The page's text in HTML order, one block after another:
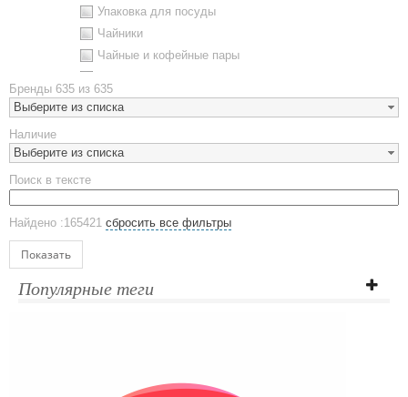
Упаковка для посуды
Чайники
Чайные и кофейные пары
Наборы посуды
Предметы сервировки
Стаканы
Эко кружки
ЕВРОПОСУДА
Аксессуары
Ежедневники и блокноты
Датированные ежедневники
Планинги недатированные
Бренды 635 из 635
Выберите из списка
Наличие
Выберите из списка
Поиск в тексте
Найдено :165421 сбросить все фильтры
Показать
Популярные теги